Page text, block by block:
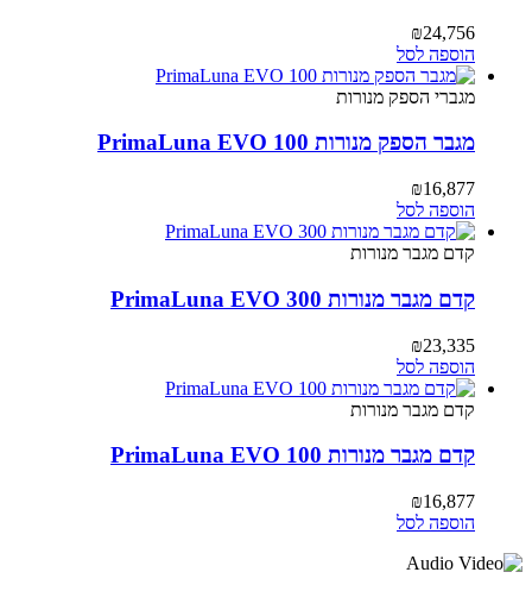
₪24,756
הוספה לסל
מגברי הספק מנורות
מגבר הספק מנורות PrimaLuna EVO 100
₪16,877
הוספה לסל
קדם מגבר מנורות
קדם מגבר מנורות PrimaLuna EVO 300
₪23,335
הוספה לסל
קדם מגבר מנורות
קדם מגבר מנורות PrimaLuna EVO 100
₪16,877
הוספה לסל